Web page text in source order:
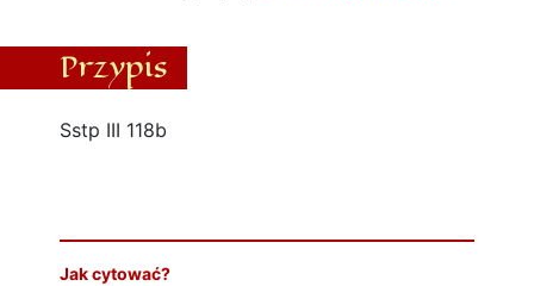
Przypis
Sstp III 118b
Jak cytować?